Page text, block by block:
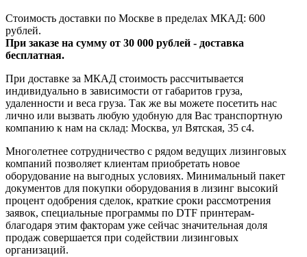
Стоимость доставки по Москве в пределах МКАД: 600
рублей.
При заказе на сумму от 30 000 рублей - доставка
бесплатная.
При доставке за МКАД стоимость рассчитывается
индивидуально в зависимости от габаритов груза,
удаленности и веса груза. Так же вы можете посетить нас
лично или вызвать любую удобную для Вас транспортную
компанию к нам на склад: Москва, ул Вятская, 35 c4.
Многолетнее сотрудничество с рядом ведущих лизинговых
компаний позволяет клиентам приобретать новое
оборудование на выгодных условиях. Минимальный пакет
документов для покупки оборудования в лизинг высокий
процент одобрения сделок, краткие сроки рассмотрения
заявок, специальные программы по DTF принтерам-
благодаря этим факторам уже сейчас значительная доля
продаж совершается при содействии лизинговых
организаций.